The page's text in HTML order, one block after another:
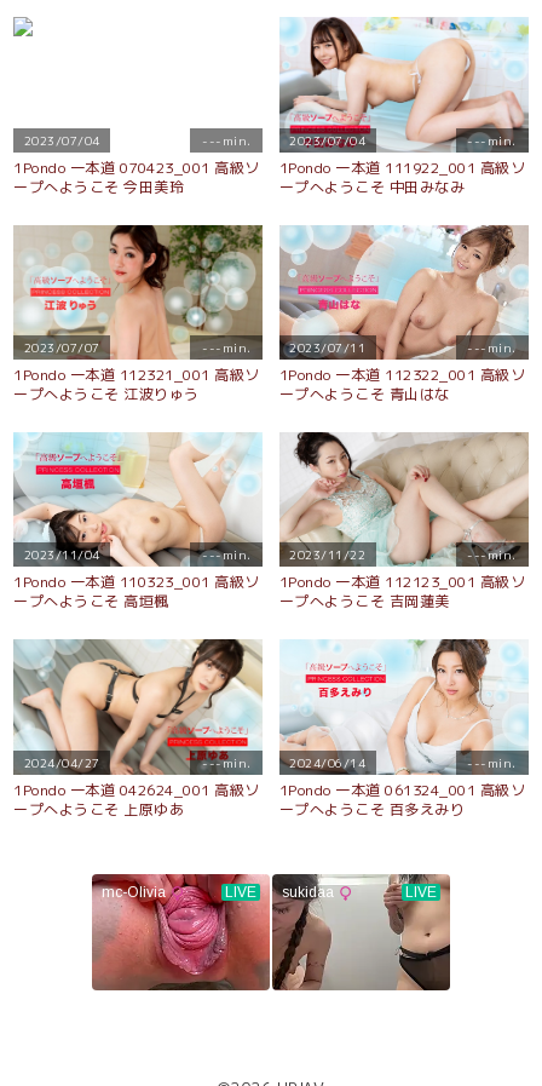
2023/07/04 ---min.
1Pondo 一本道 070423_001 高級ソ
ープへようこそ 今田美玲
2023/07/04 ---min.
1Pondo 一本道 111922_001 高級ソ
ープへようこそ 中田みなみ
2023/07/07 ---min.
1Pondo 一本道 112321_001 高級ソ
ープへようこそ 江波りゅう
2023/07/11 ---min.
1Pondo 一本道 112322_001 高級ソ
ープへようこそ 青山はな
2023/11/04 ---min.
1Pondo 一本道 110323_001 高級ソ
ープへようこそ 高垣楓
2023/11/22 ---min.
1Pondo 一本道 112123_001 高級ソ
ープへようこそ 吉岡蓮美
2024/04/27 ---min.
1Pondo 一本道 042624_001 高級ソ
ープへようこそ 上原ゆあ
2024/06/14 ---min.
1Pondo 一本道 061324_001 高級ソ
ープへようこそ 百多えみり